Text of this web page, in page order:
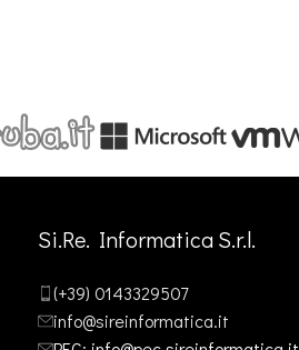
Si.Re. Informatica S.r.l.
(+39) 0143329507
info@sireinformatica.it